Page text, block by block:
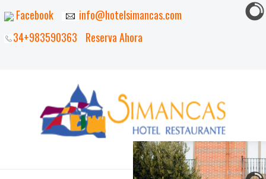
Facebook
info@hotelsimancas.com
34+983590363
Reserva Ahora